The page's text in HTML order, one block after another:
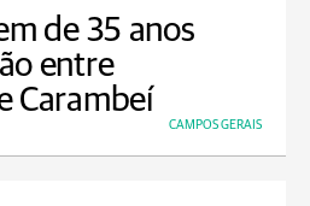
de 35 anos
entre
Carambeí
CAMPOS GERAIS